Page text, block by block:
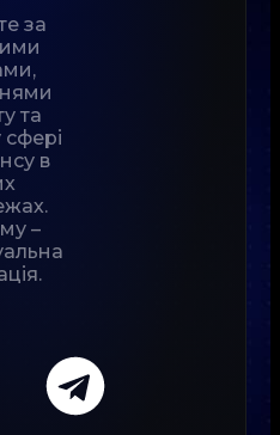
за
та
в
–